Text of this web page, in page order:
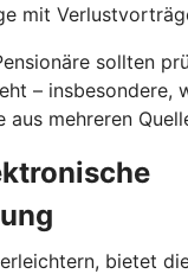
mit
sollten
– insbesondere,
aus mehreren
bietet